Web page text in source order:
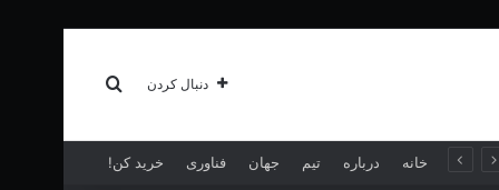
دنبال کردن
خانه درباره تیم جهان فناوری خرید کن!